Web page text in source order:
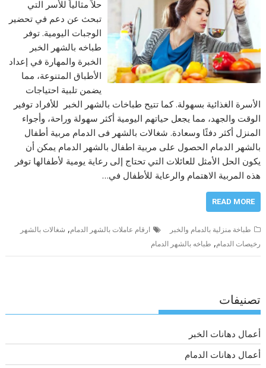
حلاً مثالياً للأسر التي
تبحث عن دعم في تحضير
الوجبات اليومية. توفر
طباخه بالشهر الخبر
الخبرة والمهارة في إعداد
الأطباق المتنوعة، مما
يضمن تلبية احتياجات
الأسرة الغذائية بسهولة. كما تتيح طباخات بالشهر الخبر للأفراد توفير
الوقت والجهد، مما يجعل حياتهم اليومية أكثر سهولة وراحة، وأجواء
المنزل أكثر دفئًا وسعادة. شغالات بالشهر فى الدمام مربية أطفال
بالشهر الدمام الحصول على مربية اطفال بالشهر الدمام يمكن أن
يكون الحل الأمثل للعائلات التي تحتاج إلى رعاية يومية لأطفالها توفر
هذه المربية الاهتمام والرعاية للأطفال في…
READ MORE
طباخة منزلية بالدمام والخبر ارقام عاملات بالشهر الدمام, شغالات بالشهر
رخيصات الدمام, طباخه بالشهر الدمام
تصنيفات
أعمال دهانات الخبر
أعمال دهانات الدمام